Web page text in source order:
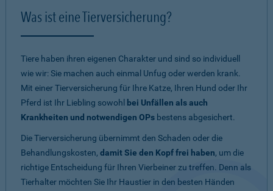
Was ist eine Tierversicherung?
Tiere haben ihren eigenen Charakter und sind so individuell
wie wir: Sie machen auch einmal Unfug oder werden krank.
Mit einer Tierversicherung für Ihre Katze, Ihren Hund oder Ihr
Pferd ist Ihr Liebling sowohl
bei Unfällen als auch
Krankheiten und notwendigen OPs bestens abgesichert.
Die Tierversicherung übernimmt den Schaden oder die
Behandlungskosten, damit Sie den Kopf frei haben, um die
richtige Entscheidung für Ihren Vierbeiner zu treffen. Denn als
Tierhalter möchten Sie Ihr Haustier in den besten Händen